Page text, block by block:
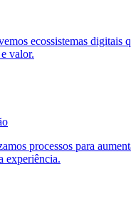
ecossistemas digitais
valor.
processos para
experiência.